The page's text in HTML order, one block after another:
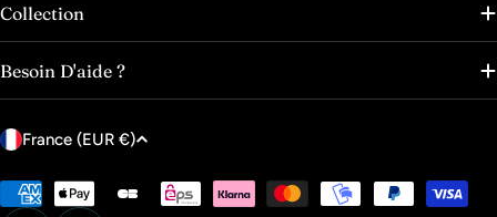
Collection
Besoin D'aide ?
P
y
France (EUR €)
Modes